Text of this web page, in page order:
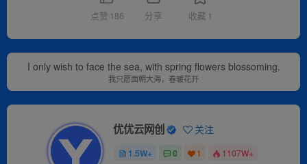
点赞 186 分享 收藏 1
I only wish to face the sea, with spring flowers blossoming.
我只愿面朝大海，春暖花开
优优云网创 关注
1.5W+ 0 1 1107W+